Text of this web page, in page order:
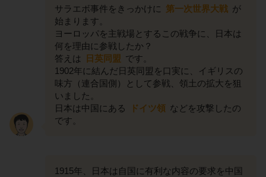
サラエボ事件をきっかけに 第一次世界大戦 が
始まります。
ヨーロッパを主戦場とするこの戦争に、日本は
何を理由に参戦したか？
答えは
日英同盟 です。
1902年に結んだ日英同盟を口実に、イギリスの
味方（連合国側）として参戦、領土の拡大を狙
いました。
日本は中国にある
ドイツ領 などを攻撃したの
です。
1915年、日本は自国に有利な内容の要求を中国